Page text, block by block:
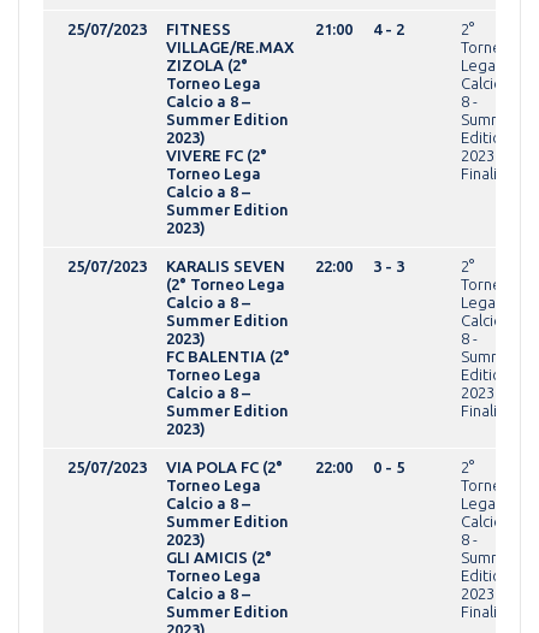
25/07/2023
FITNESS
VILLAGE/RE.MAX
ZIZOLA (2°
Torneo Lega
Calcio a 8 –
Summer Edition
2023)
VIVERE FC (2°
Torneo Lega
Calcio a 8 –
Summer Edition
2023)
21:00 4 - 2
2°
Torneo
Lega
Calcio a
8 -
Summer
Edition
2023Fasi
Finali
25/07/2023
KARALIS SEVEN
(2° Torneo Lega
Calcio a 8 –
Summer Edition
2023)
FC BALENTIA (2°
Torneo Lega
Calcio a 8 –
Summer Edition
2023)
22:00 3 - 3
2°
Torneo
Lega
Calcio a
8 -
Summer
Edition
2023Fasi
Finali
25/07/2023
VIA POLA FC (2°
Torneo Lega
Calcio a 8 –
Summer Edition
2023)
GLI AMICIS (2°
Torneo Lega
Calcio a 8 –
Summer Edition
2023)
22:00 0 - 5
2°
Torneo
Lega
Calcio a
8 -
Summer
Edition
2023Fasi
Finali